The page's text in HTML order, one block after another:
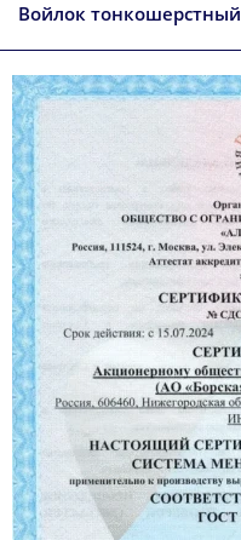
Войлок тонкошерстный